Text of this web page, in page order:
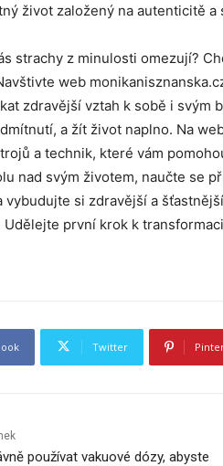
život založený na autenticitě a
strachy z minulosti omezují?
web
zdravější vztah k sobě i svým
a žít život naplno. Na
a technik, které vám
nad svým životem, naučte se
vybudujte si zdravější a
Udělejte první krok k
Twitter
používat vakuové dózy, abyste